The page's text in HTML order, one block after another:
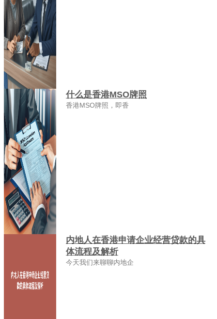
什么是香港MSO牌照
香港MSO牌照，即香
内地人在香港申请企业经营贷款的具
体流程及解析
今天我们来聊聊内地企